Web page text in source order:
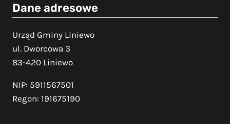
Dane adresowe
Urząd Gminy Liniewo
ul. Dworcowa 3
83-420 Liniewo
NIP: 5911567501
Regon: 191675190